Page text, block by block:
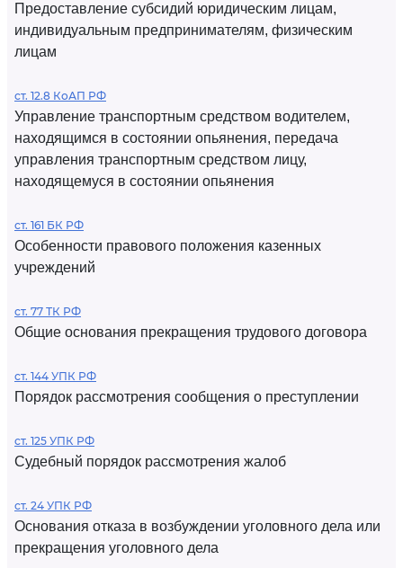
Предоставление субсидий юридическим лицам,
индивидуальным предпринимателям, физическим
лицам
ст. 12.8 КоАП РФ
Управление транспортным средством водителем,
находящимся в состоянии опьянения, передача
управления транспортным средством лицу,
находящемуся в состоянии опьянения
ст. 161 БК РФ
Особенности правового положения казенных
учреждений
ст. 77 ТК РФ
Общие основания прекращения трудового договора
ст. 144 УПК РФ
Порядок рассмотрения сообщения о преступлении
ст. 125 УПК РФ
Судебный порядок рассмотрения жалоб
ст. 24 УПК РФ
Основания отказа в возбуждении уголовного дела или
прекращения уголовного дела